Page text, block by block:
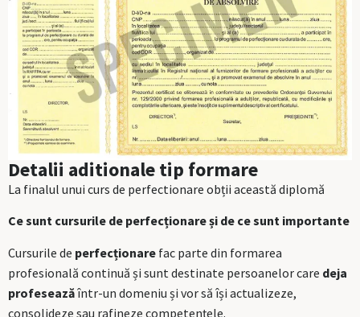
Detalii aditionale tip formare
La finalul unui curs de perfectionare obții această diplomă
Ce sunt cursurile de perfecționare și de ce sunt importante
Cursurile de perfecționare fac parte din formarea
profesională continuă și sunt destinate persoanelor care deja
profeseazăîntr-un domeniu și vor să își actualizeze,
consolideze sau rafineze competențele.